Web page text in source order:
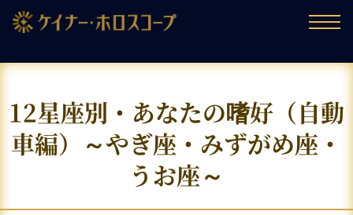
12星座別・あなたの嗜好（自動
車編）～やぎ座・みずがめ座・
うお座～